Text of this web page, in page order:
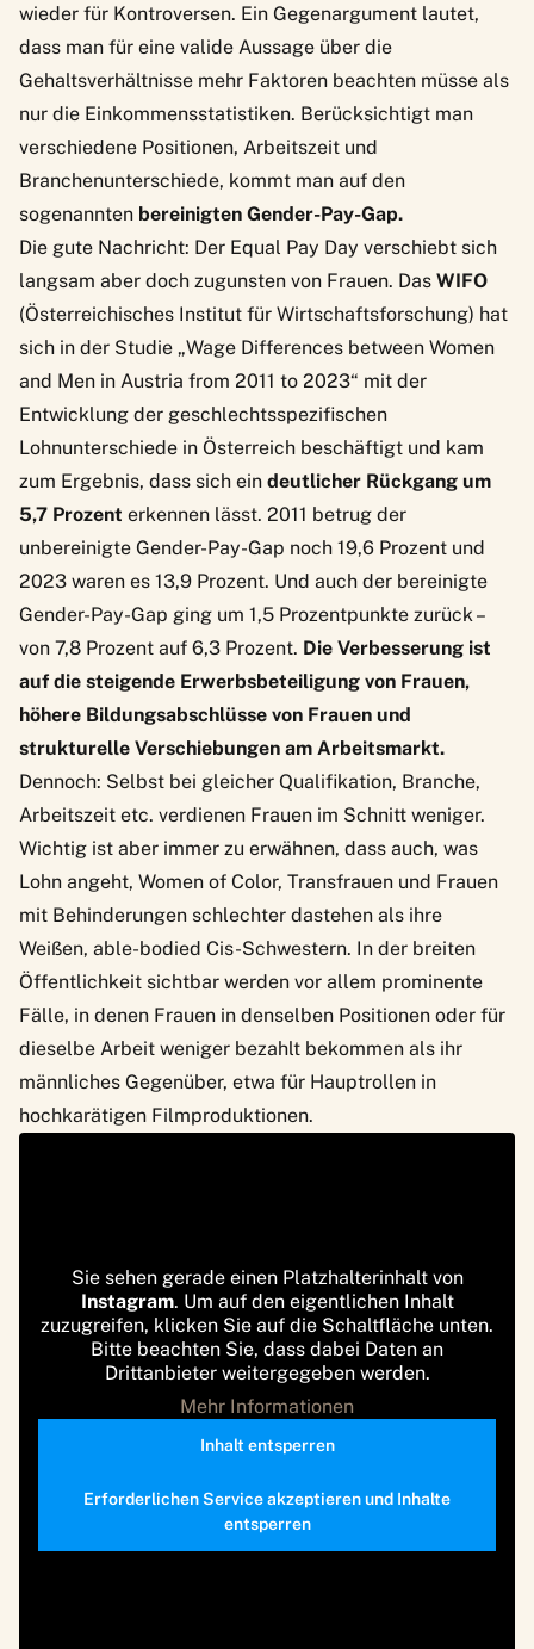
wieder für Kontroversen. Ein Gegenargument lautet,
dass man für eine valide Aussage über die
Gehaltsverhältnisse mehr Faktoren beachten müsse als
nur die Einkommensstatistiken. Berücksichtigt man
verschiedene Positionen, Arbeitszeit und
Branchenunterschiede, kommt man auf den
sogenannten bereinigten Gender-Pay-Gap.
Die gute Nachricht: Der Equal Pay Day verschiebt sich
langsam aber doch zugunsten von Frauen. Das WIFO
(Österreichisches Institut für Wirtschaftsforschung) hat
sich in der Studie „Wage Differences between Women
and Men in Austria from 2011 to 2023“ mit der
Entwicklung der geschlechtsspezifischen
Lohnunterschiede in Österreich beschäftigt und kam
zum Ergebnis, dass sich ein deutlicher Rückgang um
5,7 Prozent erkennen lässt. 2011 betrug der
unbereinigte Gender-Pay-Gap noch 19,6 Prozent und
2023 waren es 13,9 Prozent. Und auch der bereinigte
Gender-Pay-Gap ging um 1,5 Prozentpunkte zurück –
von 7,8 Prozent auf 6,3 Prozent. Die Verbesserung ist
auf die steigende Erwerbsbeteiligung von Frauen,
höhere Bildungsabschlüsse von Frauen und
strukturelle Verschiebungen am Arbeitsmarkt.
Dennoch: Selbst bei gleicher Qualifikation, Branche,
Arbeitszeit etc. verdienen Frauen im Schnitt weniger.
Wichtig ist aber immer zu erwähnen, dass auch, was
Lohn angeht, Women of Color, Transfrauen und Frauen
mit Behinderungen schlechter dastehen als ihre
Weißen, able-bodied Cis-Schwestern. In der breiten
Öffentlichkeit sichtbar werden vor allem prominente
Fälle, in denen Frauen in denselben Positionen oder für
dieselbe Arbeit weniger bezahlt bekommen als ihr
männliches Gegenüber, etwa für Hauptrollen in
hochkarätigen Filmproduktionen.
Sie sehen gerade einen Platzhalterinhalt von
Instagram. Um auf den eigentlichen Inhalt
zuzugreifen, klicken Sie auf die Schaltfläche unten.
Bitte beachten Sie, dass dabei Daten an
Drittanbieter weitergegeben werden.
Mehr Informationen
Inhalt entsperren
Erforderlichen Service akzeptieren und Inhalte
entsperren